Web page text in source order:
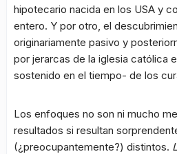
hipotecario nacida en los USA y
entero. Y por otro, el
originariamente pasivo y
por jerarcas de la iglesia católica
sostenido en el tiempo- de los
Los enfoques no son ni mucho
resultados si resultan
(¿preocupantemente?) distintos.